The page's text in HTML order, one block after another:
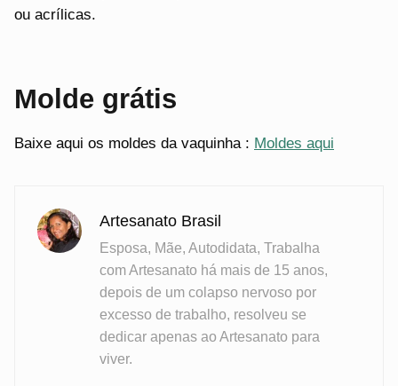
ou acrílicas.
Molde grátis
Baixe aqui os moldes da vaquinha : Moldes aqui
Artesanato Brasil
Esposa, Mãe, Autodidata, Trabalha
com Artesanato há mais de 15 anos,
depois de um colapso nervoso por
excesso de trabalho, resolveu se
dedicar apenas ao Artesanato para
viver.